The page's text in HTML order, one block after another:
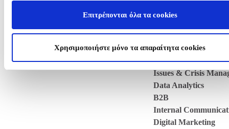
Επιτρέπονται όλα τα cookies
Χρησιμοποιήστε μόνο τα απαραίτητα cookies
Press Office / Media
Events
Strategy &
Issues & Crisis
Data Analytics
B2B
Internal
Digital Marketing